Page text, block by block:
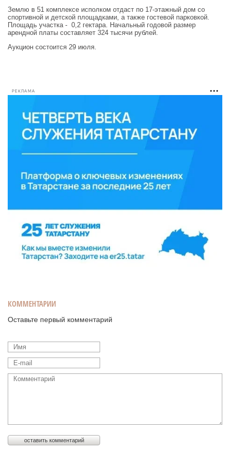
Землю в 51 комплексе исполком отдаст по 17-этажный дом со
спортивной и детской площадками, а также гостевой парковкой.
Площадь участка - 0,2 гектара. Начальный годовой размер
арендной платы составляет 324 тысячи рублей.
Аукцион состоится 29 июля.
РЕКЛАМА
КОММЕНТАРИИ
Оставьте первый комментарий